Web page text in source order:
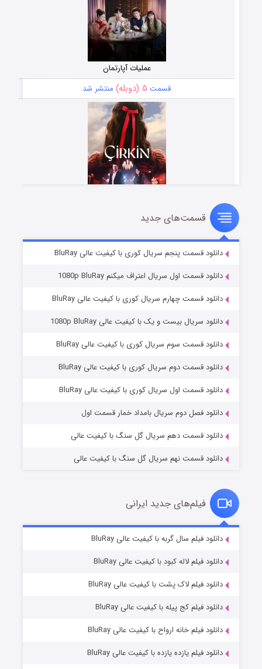
عملیات آپارتمان
قسمت ۵ (دوبله) منتشر شد
سریال زشت
قسمت۲ (زیرنویس) منتشر شد
مردگان متحرک: شهر مرده ۳
قسمت۲ (زیرنویس) منتشر شد
قسمت۷ (زیرنویس) منتشر شد
قسمت‌های جدید
دانلود قسمت پنجم سریال کوری با کیفیت عالی BluRay
دانلود قسمت اول سریال اعتراف میکنم 1080p BluRay
دانلود قسمت چهارم سریال کوری با کیفیت عالی BluRay
دانلود سریال بیست و یک با کیفیت عالی 1080p BluRay
دانلود قسمت سوم سریال کوری با کیفیت عالی BluRay
دانلود قسمت دوم سریال کوری با کیفیت عالی BluRay
دانلود قسمت اول سریال کوری با کیفیت عالی BluRay
دانلود فصل دوم سریال بامداد خمار قسمت اول
دانلود قسمت دهم سریال گل سنگ با کیفیت عالی
دانلود قسمت نهم سریال گل سنگ با کیفیت عالی
فیلم‌های جدید ایرانی
دانلود فیلم سال گربه با کیفیت عالی BluRay
دانلود فیلم لاله کبود با کیفیت عالی BluRay
دانلود فیلم لاک پشت با کیفیت عالی BluRay
دانلود فیلم کج‌ پیله با کیفیت عالی BluRay
دانلود فیلم خانه ارواح با کیفیت عالی BluRay
دانلود فیلم یازده یازده با کیفیت عالی BluRay